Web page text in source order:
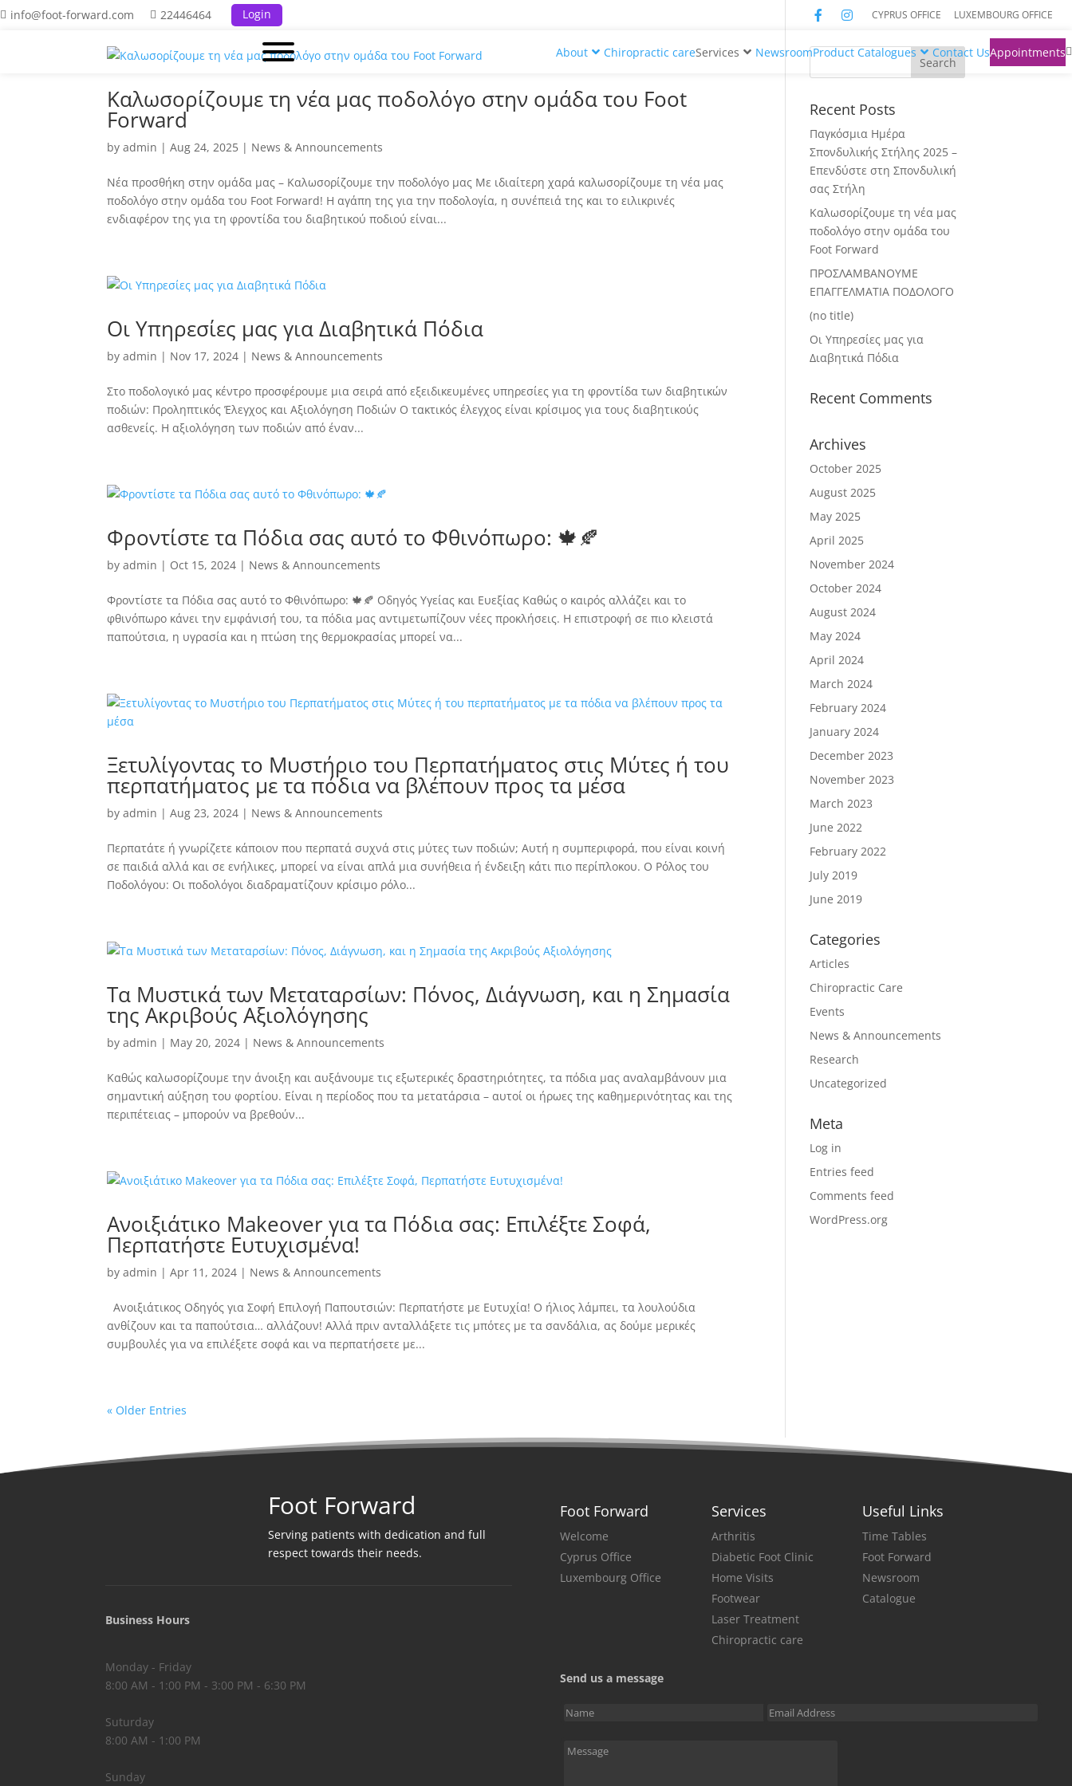
info@foot-forward.com 22446464 Login CYPRUS OFFICE LUXEMBOURG OFFICE
About Chiropractic careServices NewsroomProduct Catalogues Contact UsAppointments
Καλωσορίζουμε τη νέα μας ποδολόγο στην ομάδα του Foot
Forward
byadmin |Aug 24, 2025 | News & Announcements
Νέα προσθήκη στην ομάδα μας – Καλωσορίζουμε την ποδολόγο μας Με ιδιαίτερη χαρά καλωσορίζουμε τη νέα μας
ποδολόγο στην ομάδα του Foot Forward! Η αγάπη της για την ποδολογία, η συνέπειά της και το ειλικρινές
ενδιαφέρον της για τη φροντίδα του διαβητικού ποδιού είναι...
Οι Υπηρεσίες μας για Διαβητικά Πόδια
byadmin | Nov 17, 2024 | News & Announcements
Στο ποδολογικό μας κέντρο προσφέρουμε μια σειρά από εξειδικευμένες υπηρεσίες για τη φροντίδα των διαβητικών
ποδιών: Προληπτικός Έλεγχος και Αξιολόγηση Ποδιών Ο τακτικός έλεγχος είναι κρίσιμος για τους διαβητικούς
ασθενείς. Η αξιολόγηση των ποδιών από έναν...
Φροντίστε τα Πόδια σας αυτό το Φθινόπωρο: 🍁🍂
byadmin | Oct 15, 2024 | News & Announcements
Φροντίστε τα Πόδια σας αυτό το Φθινόπωρο: 🍁🍂 Οδηγός Υγείας και Ευεξίας Καθώς ο καιρός αλλάζει και το
φθινόπωρο κάνει την εμφάνισή του, τα πόδια μας αντιμετωπίζουν νέες προκλήσεις. Η επιστροφή σε πιο κλειστά
παπούτσια, η υγρασία και η πτώση της θερμοκρασίας μπορεί να...
Ξετυλίγοντας το Μυστήριο του Περπατήματος στις Μύτες ή του
περπατήματος με τα πόδια να βλέπουν προς τα μέσα
byadmin |Aug 23, 2024 | News & Announcements
Περπατάτε ή γνωρίζετε κάποιον που περπατά συχνά στις μύτες των ποδιών; Αυτή η συμπεριφορά, που είναι κοινή
σε παιδιά αλλά και σε ενήλικες, μπορεί να είναι απλά μια συνήθεια ή ένδειξη κάτι πιο περίπλοκου. Ο Ρόλος του
Ποδολόγου: Οι ποδολόγοι διαδραματίζουν κρίσιμο ρόλο...
Τα Μυστικά των Μεταταρσίων: Πόνος, Διάγνωση, και η Σημασία
της Ακριβούς Αξιολόγησης
byadmin | May 20, 2024 | News & Announcements
Καθώς καλωσορίζουμε την άνοιξη και αυξάνουμε τις εξωτερικές δραστηριότητες, τα πόδια μας αναλαμβάνουν μια
σημαντική αύξηση του φορτίου. Είναι η περίοδος που τα μετατάρσια – αυτοί οι ήρωες της καθημερινότητας και της
περιπέτειας – μπορούν να βρεθούν...
Ανοιξιάτικο Makeover για τα Πόδια σας: Επιλέξτε Σοφά,
Περπατήστε Ευτυχισμένα!
byadmin |Apr 11, 2024 | News & Announcements
Ανοιξιάτικος Οδηγός για Σοφή Επιλογή Παπουτσιών: Περπατήστε με Ευτυχία! Ο ήλιος λάμπει, τα λουλούδια
ανθίζουν και τα παπούτσια… αλλάζουν! Αλλά πριν ανταλλάξετε τις μπότες με τα σανδάλια, ας δούμε μερικές
συμβουλές για να επιλέξετε σοφά και να περπατήσετε με...
« Older Entries
Recent Posts
Παγκόσμια Ημέρα
Σπονδυλικής Στήλης 2025 –
Επενδύστε στη Σπονδυλική
σας Στήλη
Καλωσορίζουμε τη νέα μας
ποδολόγο στην ομάδα του
Foot Forward
ΠΡΟΣΛΑΜΒΑΝΟΥΜΕ
ΕΠΑΓΓΕΛΜΑΤΙΑ ΠΟΔΟΛΟΓΟ
(no title)
Οι Υπηρεσίες μας για
Διαβητικά Πόδια
Recent Comments
Archives
October 2025
August 2025
May 2025
April 2025
November 2024
October 2024
August 2024
May 2024
April 2024
March 2024
February 2024
January 2024
December 2023
November 2023
March 2023
June 2022
February 2022
July 2019
June 2019
Categories
Articles
Chiropractic Care
Events
News & Announcements
Research
Uncategorized
Meta
Log in
Entries feed
Comments feed
WordPress.org
Foot Forward
Serving patients with dedication and full
respect towards their needs.
Business Hours
Monday - Friday
8:00 AM - 1:00 PM - 3:00 PM - 6:30 PM
Suturday
8:00 AM - 1:00 PM
Sunday
Foot Forward
Welcome
Cyprus Office
Luxembourg Office
Services
Arthritis
Diabetic Foot Clinic
Home Visits
Footwear
Laser Treatment
Chiropractic care
Useful Links
Time Tables
Foot Forward
Newsroom
Catalogue
Send us a message